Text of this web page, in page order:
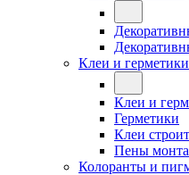
Клеи и герметики
Клеи и
Герметики
Клеи
Пены
Колоранты и